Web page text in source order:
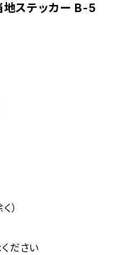
地ステッカー B-5
）
ださい